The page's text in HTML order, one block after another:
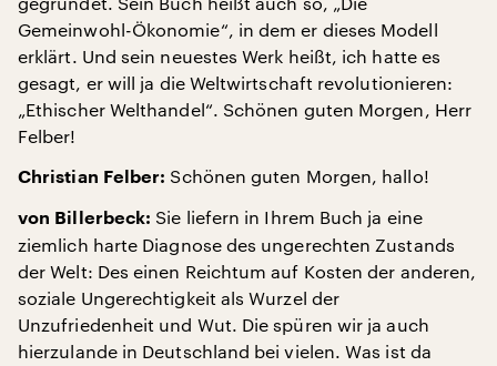
Gemeinwohl-Ökonomie“, in dem er dieses Modell
erklärt. Und sein neuestes Werk heißt, ich hatte es
gesagt, er will ja die Weltwirtschaft revolutionieren:
„Ethischer Welthandel“. Schönen guten Morgen, Herr
Felber!
Christian Felber: Schönen guten Morgen, hallo!
von Billerbeck: Sie liefern in Ihrem Buch ja eine
ziemlich harte Diagnose des ungerechten Zustands
der Welt: Des einen Reichtum auf Kosten der anderen,
soziale Ungerechtigkeit als Wurzel der
Unzufriedenheit und Wut. Die spüren wir ja auch
hierzulande in Deutschland bei vielen. Was ist da